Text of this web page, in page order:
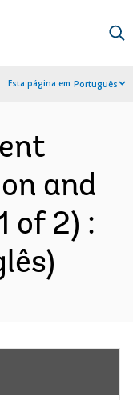
Esta página em:Português
and
of 2) :